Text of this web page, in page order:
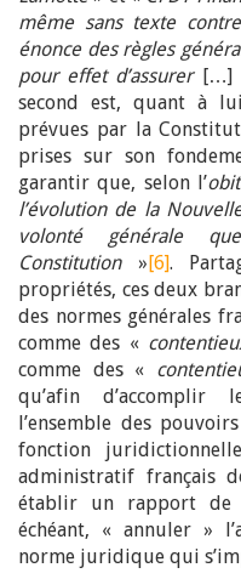
même sans texte
énonce des règles
pour effet d’assurer[…]
second est, quant à
prévues par la
prises sur son
garantir que, selon l’
l’évolution de la
volonté générale
Constitution»[6].
propriétés, ces deux
des normes générales
comme des «
comme des «
qu’afin d’accomplir
l’ensemble des
fonction
administratif français
établir un rapport de
échéant, « annuler »
norme juridique qui